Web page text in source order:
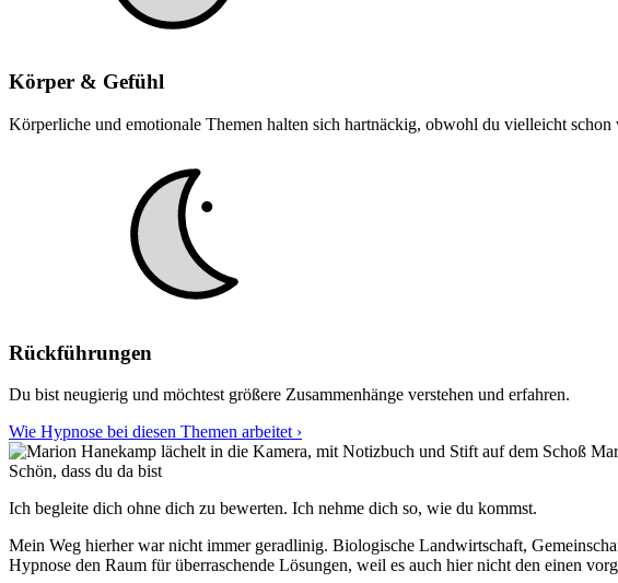
Körper & Gefühl
Körperliche und emotionale Themen halten sich hartnäckig, obwohl du vielleicht schon
Rückführungen
Du bist neugierig und möchtest größere Zusammenhänge verstehen und erfahren.
Wie Hypnose bei diesen Themen arbeitet ›
Schön, dass du da bist
Ich begleite dich ohne dich zu bewerten. Ich nehme dich so, wie du kommst.
Mein Weg hierher war nicht immer geradlinig. Biologische Landwirtschaft,
Hypnose den Raum für überraschende Lösungen, weil es auch hier nicht den einen